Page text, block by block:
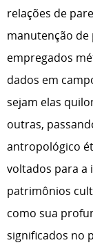
relações de
manutenção
empregados
dados em
sejam elas
outras,
antropológico
voltados para a
patrimônios
como sua
significados no